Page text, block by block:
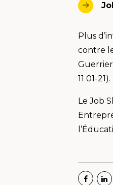
Plus
contre
11 01-21).
Le Job